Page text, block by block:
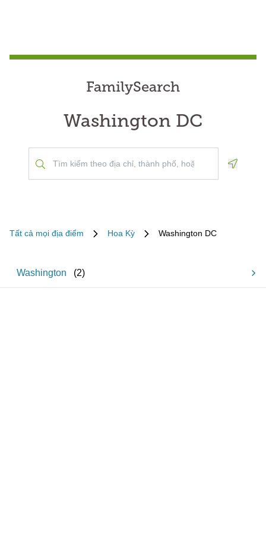
FamilySearch
Washington DC
Tất cả mọi địa điểm Hoa Kỳ Washington DC
Washington (2)